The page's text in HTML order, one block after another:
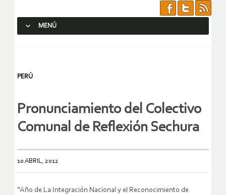
MENÚ
PERÚ
Pronunciamiento del Colectivo
Comunal de Reflexión Sechura
10 ABRIL, 2012
“Año de La Integración Nacional y el Reconocimiento de